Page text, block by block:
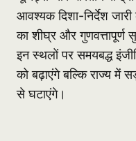
आवश्यक दिशा-निर्देश
का शीघ्र और गुणवत्तापूर्ण
इन स्थलों पर समयबद्ध
को बढ़ाएंगे बल्कि राज्य में
से घटाएंगे।